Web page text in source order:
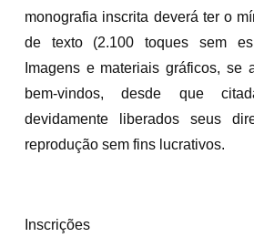
monografia inscrita deverá ter o
de texto (2.100 toques sem
Imagens e materiais gráficos, se
bem-vindos, desde que
devidamente liberados seus
reprodução sem fins lucrativos.
Inscrições